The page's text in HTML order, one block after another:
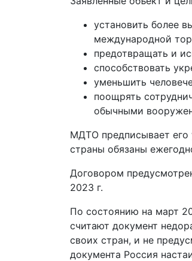
установить более
международной
предотвращать и
способствовать
уменьшить
поощрять
обычными
МДТО предписывает его
страны обязаны
Договором
2023 г.
По состоянию на март
считают документ
своих стран, и не
документа Россия